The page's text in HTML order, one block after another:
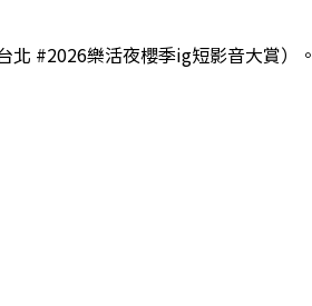
#2026樂活夜櫻季ig短影音大賞）。